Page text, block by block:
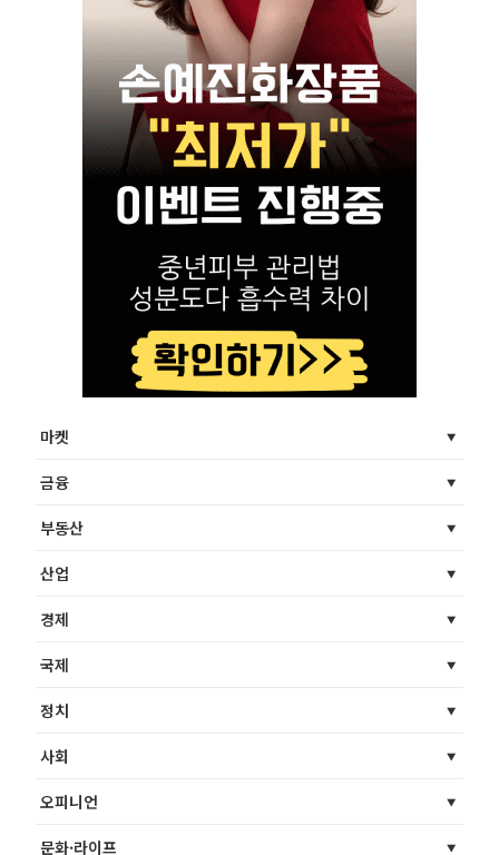
마켓
금융
부동산
산업
경제
국제
정치
사회
오피니언
문화·라이프